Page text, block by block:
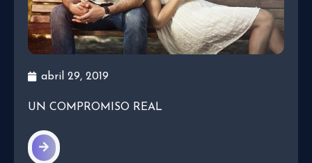
abril 29, 2019
UN COMPROMISO REAL